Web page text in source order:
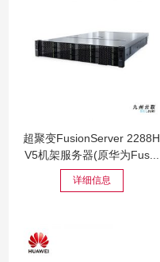
超聚变FusionServer 2288H
V5机架服务器(原华为Fus...
详细信息